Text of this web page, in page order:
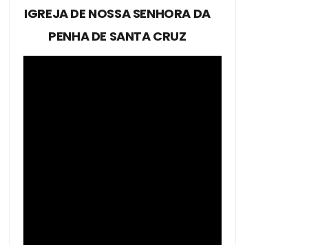
IGREJA DE NOSSA SENHORA DA
PENHA DE SANTA CRUZ